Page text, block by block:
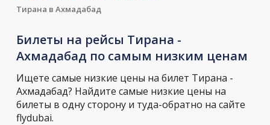
Тирана в Ахмадабад
Билеты на рейсы Тирана -
Ахмадабад по самым низким ценам
Ищете самые низкие цены на билет Тирана -
Ахмадабад? Найдите самые низкие цены на
билеты в одну сторону и туда-обратно на сайте
flydubai.